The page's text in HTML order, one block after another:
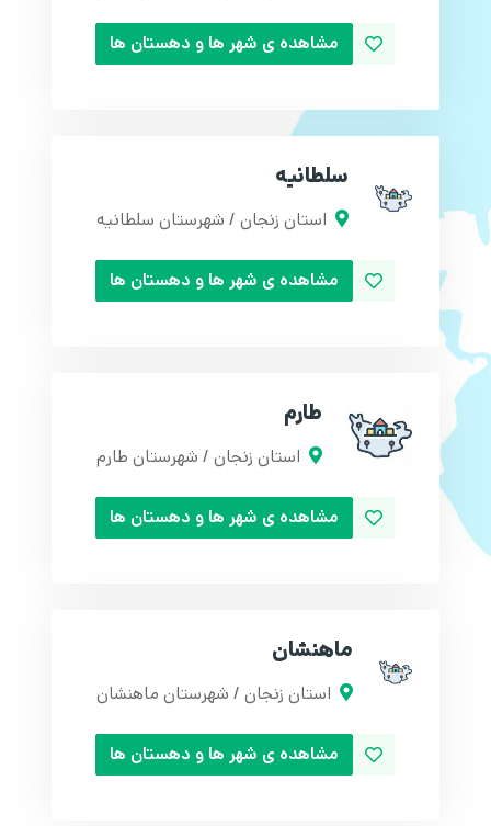
مشاهده ی شهر ها و دهستان ها
سلطانیه
استان زنجان / شهرستان سلطانیه
مشاهده ی شهر ها و دهستان ها
طارم
استان زنجان / شهرستان طارم
مشاهده ی شهر ها و دهستان ها
ماهنشان
استان زنجان / شهرستان ماهنشان
مشاهده ی شهر ها و دهستان ها